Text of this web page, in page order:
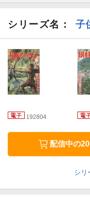
ります。
シリーズ名： 子
192804
配信中の
シリ